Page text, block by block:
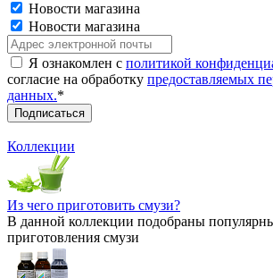
Новости магазина
Новости магазина
Я ознакомлен с политикой
согласие на обработку предоставляемых
данных.*
Коллекции
Из чего приготовить смузи?
В данной коллекции подобраны
приготовления смузи